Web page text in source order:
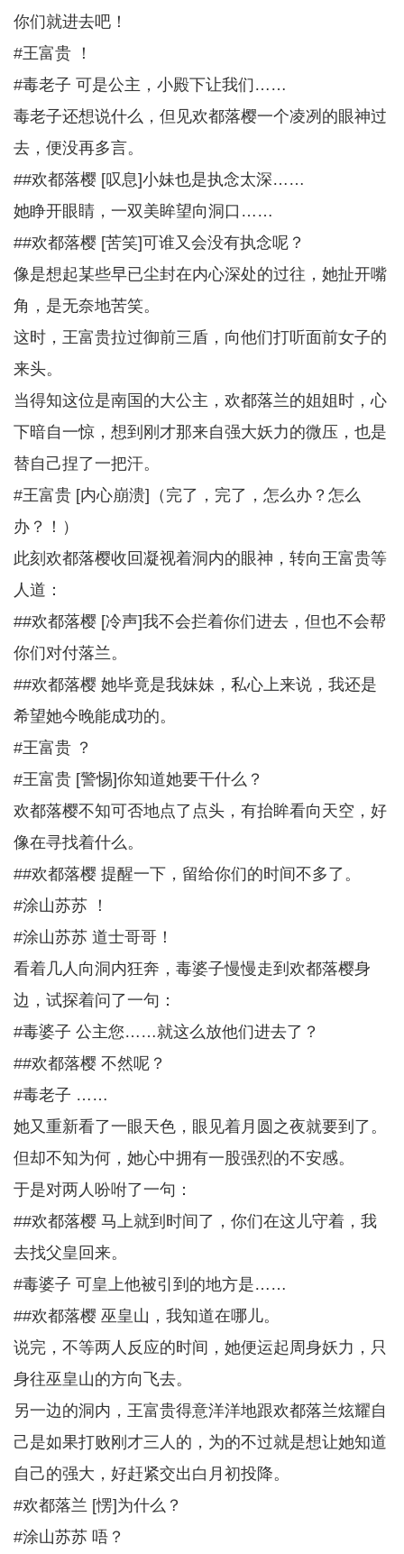
你们就进去吧！
#王富贵 ！
#毒老子 可是公主，小殿下让我们……
毒老子还想说什么，但见欢都落樱一个凌冽的眼神过
去，便没再多言。
##欢都落樱 [叹息]小妹也是执念太深……
她睁开眼睛，一双美眸望向洞口……
##欢都落樱 [苦笑]可谁又会没有执念呢？
像是想起某些早已尘封在内心深处的过往，她扯开嘴
角，是无奈地苦笑。
这时，王富贵拉过御前三盾，向他们打听面前女子的
来头。
当得知这位是南国的大公主，欢都落兰的姐姐时，心
下暗自一惊，想到刚才那来自强大妖力的微压，也是
替自己捏了一把汗。
#王富贵 [内心崩溃]（完了，完了，怎么办？怎么
办？！）
此刻欢都落樱收回凝视着洞内的眼神，转向王富贵等
人道：
##欢都落樱 [冷声]我不会拦着你们进去，但也不会帮
你们对付落兰。
##欢都落樱 她毕竟是我妹妹，私心上来说，我还是
希望她今晚能成功的。
#王富贵 ？
#王富贵 [警惕]你知道她要干什么？
欢都落樱不知可否地点了点头，有抬眸看向天空，好
像在寻找着什么。
##欢都落樱 提醒一下，留给你们的时间不多了。
#涂山苏苏 ！
#涂山苏苏 道士哥哥！
看着几人向洞内狂奔，毒婆子慢慢走到欢都落樱身
边，试探着问了一句：
#毒婆子 公主您……就这么放他们进去了？
##欢都落樱 不然呢？
#毒老子 ……
她又重新看了一眼天色，眼见着月圆之夜就要到了。
但却不知为何，她心中拥有一股强烈的不安感。
于是对两人吩咐了一句：
##欢都落樱 马上就到时间了，你们在这儿守着，我
去找父皇回来。
#毒婆子 可皇上他被引到的地方是……
##欢都落樱 巫皇山，我知道在哪儿。
说完，不等两人反应的时间，她便运起周身妖力，只
身往巫皇山的方向飞去。
另一边的洞内，王富贵得意洋洋地跟欢都落兰炫耀自
己是如果打败刚才三人的，为的不过就是想让她知道
自己的强大，好赶紧交出白月初投降。
#欢都落兰 [愣]为什么？
#涂山苏苏 唔？